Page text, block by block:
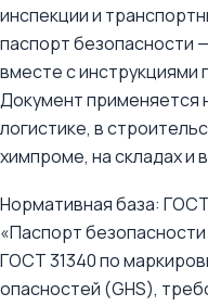
инспекции и
паспорт безопасности
вместе с инструкциями
Документ применяется
логистике, в
химпроме, на складах и
Нормативная база:
«Паспорт
ГОСТ 31340 по
опасностей (GHS),